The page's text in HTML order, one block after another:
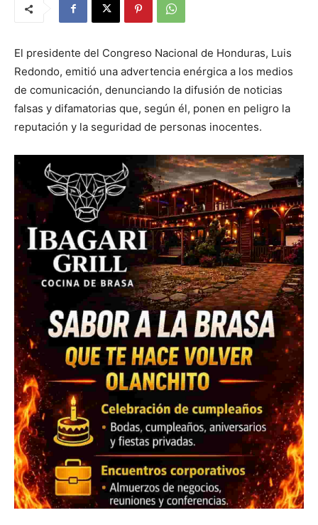
El presidente del Congreso Nacional de Honduras, Luis
Redondo, emitió una advertencia enérgica a los medios
de comunicación, denunciando la difusión de noticias
falsas y difamatorias que, según él, ponen en peligro la
reputación y la seguridad de personas inocentes.